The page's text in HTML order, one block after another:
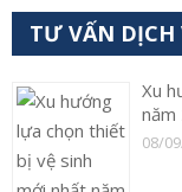
TƯ VẤN DỊCH
Xu
năm
08/